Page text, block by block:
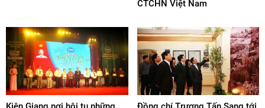
CTCHN Việt Nam